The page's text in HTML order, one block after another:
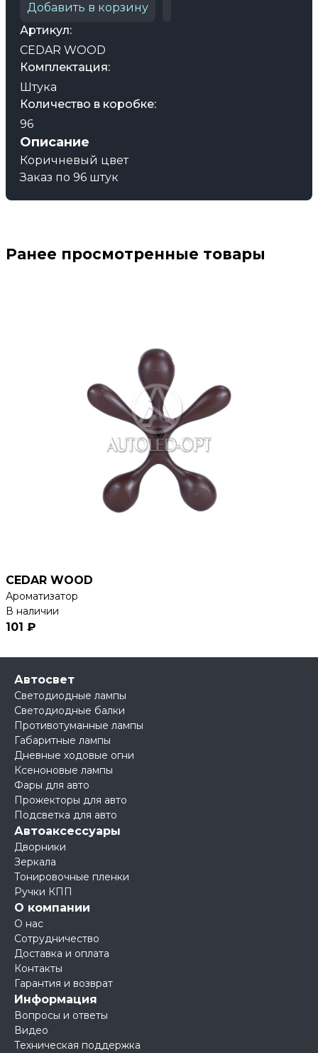
Добавить в корзину
Артикул:
CEDAR WOOD
Комплектация:
Штука
Количество в коробке:
96
Описание
Коричневый цвет
Заказ по 96 штук
Ранее просмотренные товары
CEDAR WOOD
Ароматизатор
В наличии
101 ₽
Автосвет
Светодиодные лампы
Светодиодные балки
Противотуманные лампы
Габаритные лампы
Дневные ходовые огни
Ксеноновые лампы
Фары для авто
Прожекторы для авто
Подсветка для авто
Автоаксессуары
Дворники
Зеркала
Тонировочные пленки
Ручки КПП
О компании
О нас
Сотрудничество
Доставка и оплата
Контакты
Гарантия и возврат
Информация
Вопросы и ответы
Видео
Техническая поддержка